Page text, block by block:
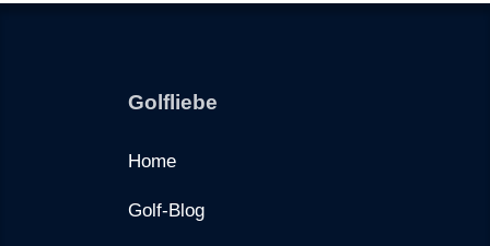
Golfliebe
Home
Golf-Blog